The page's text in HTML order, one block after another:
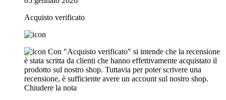
Acquisto verificato
Con "Acquisto verificato" si intende che la recensione
è stata scritta da clienti che hanno effettivamente acquistato il
prodotto sul nostro shop. Tuttavia per poter scrivere una
recensione, è sufficiente avere un account sul nostro shop.
Chiudere la nota